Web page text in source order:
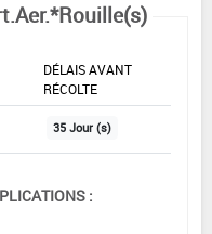
DÉLAIS AVANT
RÉCOLTE
35 Jour (s)
: